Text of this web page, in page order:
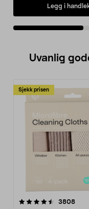
• Robust
akebakken.
Legg i
Uvanlig
Sjekk prisen
3808
4.5av 5 stjerner